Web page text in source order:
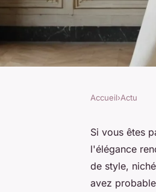
the
fashion at
Accueil›Actu
Si vous êtes
l'élégance
de style,
avez